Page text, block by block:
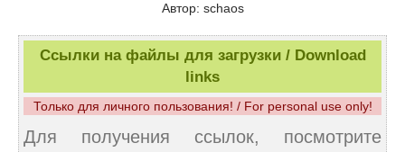
Автор: schaos
Ссылки на файлы для загрузки / Download
links
Только для личного пользования! / For personal use only!
Для получения ссылок, посмотрите